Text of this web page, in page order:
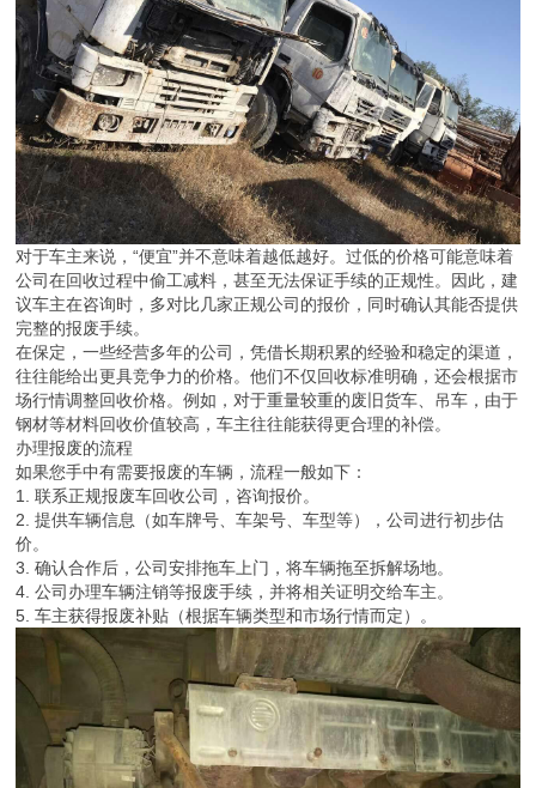
对于车主来说，“便宜”并不意味着越低越好。过低的价格可能意味着
公司在回收过程中偷工减料，甚至无法保证手续的正规性。因此，建
议车主在咨询时，多对比几家正规公司的报价，同时确认其能否提供
完整的报废手续。
在保定，一些经营多年的公司，凭借长期积累的经验和稳定的渠道，
往往能给出更具竞争力的价格。他们不仅回收标准明确，还会根据市
场行情调整回收价格。例如，对于重量较重的废旧货车、吊车，由于
钢材等材料回收价值较高，车主往往能获得更合理的补偿。
办理报废的流程
如果您手中有需要报废的车辆，流程一般如下：
1. 联系正规报废车回收公司，咨询报价。
2. 提供车辆信息（如车牌号、车架号、车型等），公司进行初步估
价。
3. 确认合作后，公司安排拖车上门，将车辆拖至拆解场地。
4. 公司办理车辆注销等报废手续，并将相关证明交给车主。
5. 车主获得报废补贴（根据车辆类型和市场行情而定）。